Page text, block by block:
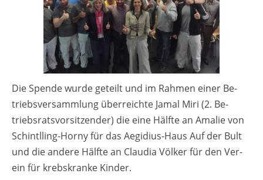
Die Spen­de wurde ge­teilt und im Rah­men einer Be­
triebs­ver­samm­lung über­reich­te Jamal Miri (2. Be­
triebs­rats­vor­sit­zen­der) die eine Hälf­te an Ama­lie von
Schintl­ling-Horny für das Ae­gi­di­us-Haus Auf der Bult
und die an­de­re Hälf­te an Clau­dia Völ­ker für den Ver­
ein für krebs­kran­ke Kin­der.